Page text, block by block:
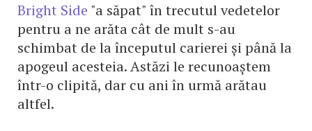
Bright Side "a săpat" în trecutul vedetelor
pentru a ne arăta cât de mult s-au
schimbat de la începutul carierei și până la
apogeul acesteia. Astăzi le recunoaștem
într-o clipită, dar cu ani în urmă arătau
altfel.